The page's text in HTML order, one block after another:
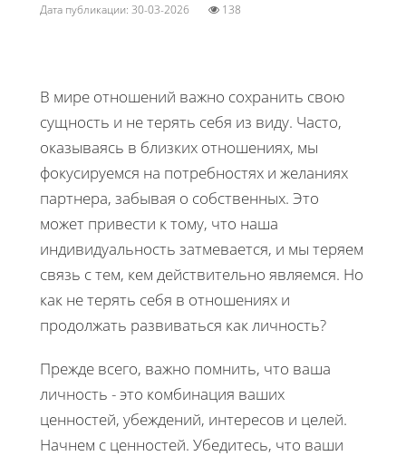
Дата публикации: 30-03-2026 138
В мире отношений важно сохранить свою
сущность и не терять себя из виду. Часто,
оказываясь в близких отношениях, мы
фокусируемся на потребностях и желаниях
партнера, забывая о собственных. Это
может привести к тому, что наша
индивидуальность затмевается, и мы теряем
связь с тем, кем действительно являемся. Но
как не терять себя в отношениях и
продолжать развиваться как личность?
Прежде всего, важно помнить, что ваша
личность - это комбинация ваших
ценностей, убеждений, интересов и целей.
Начнем с ценностей. Убедитесь, что ваши